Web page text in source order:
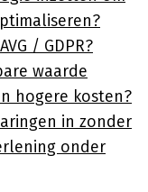
/ GDPR?
waarde
hogere kosten?
in zonder
onder